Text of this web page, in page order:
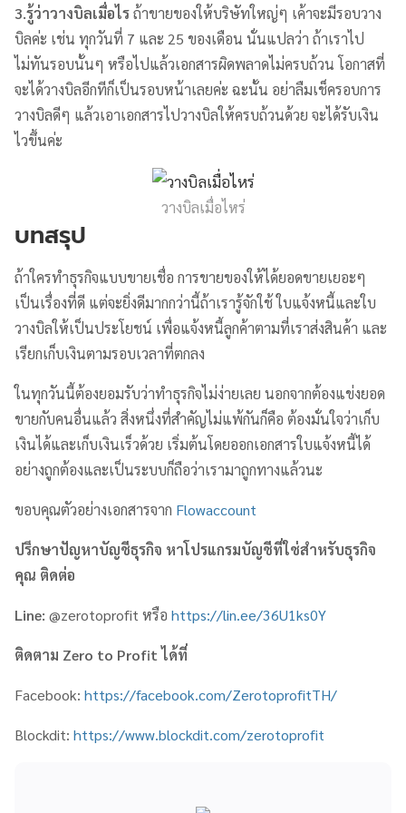
3.รู้ว่าวางบิลเมื่อไรถ้าขายของให้บริษัทใหญ่ๆ เค้าจะมีรอบวาง
บิลค่ะ เช่น ทุกวันที่ 7 และ 25 ของเดือน นั่นแปลว่า ถ้าเราไป
ไม่ทันรอบนั้นๆ หรือไปแล้วเอกสารผิดพลาดไม่ครบถ้วน โอกาสที่
จะได้วางบิลอีกทีก็เป็นรอบหน้าเลยค่ะ ฉะนั้น อย่าลืมเช็ครอบการ
วางบิลดีๆ แล้วเอาเอกสารไปวางบิลให้ครบถ้วนด้วย จะได้รับเงิน
ไวขึ้นค่ะ
วางบิลเมื่อไหร่
บทสรุป
ถ้าใครทำธุรกิจแบบขายเชื่อ การขายของให้ได้ยอดขายเยอะๆ
เป็นเรื่องที่ดี แต่จะยิ่งดีมากกว่านี้ถ้าเรารู้จักใช้ ใบแจ้งหนี้และใบ
วางบิลให้เป็นประโยชน์ เพื่อแจ้งหนี้ลูกค้าตามที่เราส่งสินค้า และ
เรียกเก็บเงินตามรอบเวลาที่ตกลง
ในทุกวันนี้ต้องยอมรับว่าทำธุรกิจไม่ง่ายเลย นอกจากต้องแข่งยอด
ขายกับคนอื่นแล้ว สิ่งหนึ่งที่สำคัญไม่แพ้กันก็คือ ต้องมั่นใจว่าเก็บ
เงินได้และเก็บเงินเร็วด้วย เริ่มต้นโดยออกเอกสารใบแจ้งหนี้ได้
อย่างถูกต้องและเป็นระบบก็ถือว่าเรามาถูกทางแล้วนะ
ขอบคุณตัวอย่างเอกสารจาก Flowaccount
ปรึกษาปัญหาบัญชีธุรกิจ หาโปรแกรมบัญชีที่ใช่สำหรับธุรกิจ
คุณ ติดต่อ
Line: @zerotoprofit หรือ https://lin.ee/36U1ks0Y
ติดตาม Zero to Profitได้ที่
Facebook: https://facebook.com/ZerotoprofitTH/
Blockdit: https://www.blockdit.com/zerotoprofit